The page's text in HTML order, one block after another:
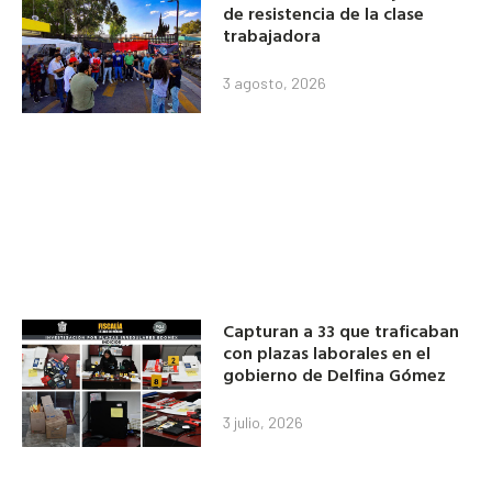
de resistencia de la clase
trabajadora
3 agosto, 2026
Capturan a 33 que traficaban
con plazas laborales en el
gobierno de Delfina Gómez
3 julio, 2026